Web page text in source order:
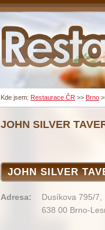
Kde jsem: Restaurace ČR >> Brno
JOHN SILVER
JOHN SILVER
Adresa:
Dusíkova 795/7,
638 00 Brno-